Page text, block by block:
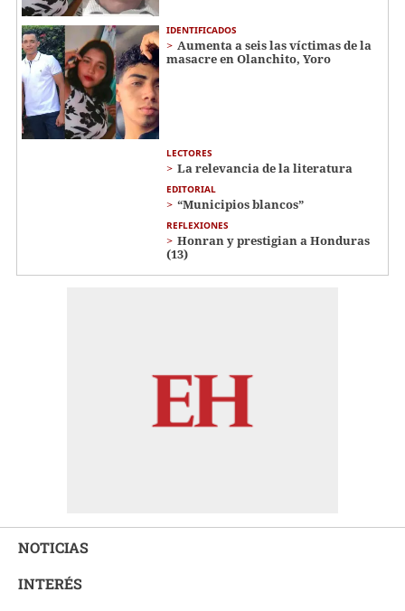
IDENTIFICADOS
Aumenta a seis las víctimas de la
masacre en Olanchito, Yoro
LECTORES
La relevancia de la literatura
EDITORIAL
“Municipios blancos”
REFLEXIONES
Honran y prestigian a Honduras
(13)
NOTICIAS
INTERÉS